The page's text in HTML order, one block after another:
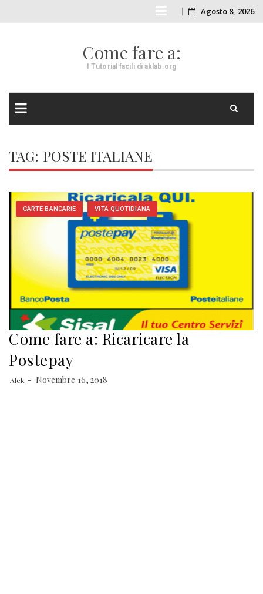
Skip
content
Agosto 8, 2026
Come fare a:
I Tutorial facili di aklab.org
content
TAG: POSTE ITALIANE
CARTE BANCARIE VITA QUOTIDIANA
Come fare a: Ricaricare la
Postepay
Alek Novembre 16, 2018